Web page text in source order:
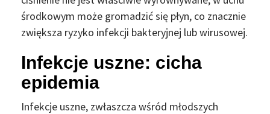
środkowym może gromadzić się płyn, co znacznie
zwiększa ryzyko infekcji bakteryjnej lub wirusowej.
Infekcje uszne: cicha
epidemia
Infekcje uszne, zwłaszcza wśród młodszych